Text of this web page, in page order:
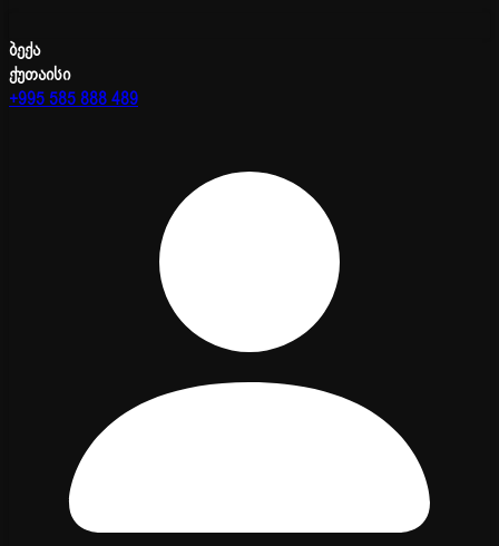
ბექა
ქუთაისი
+995 585 888 489